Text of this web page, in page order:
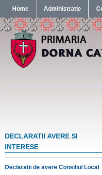
Home Administratie
DECLARATII AVERE SI
INTERESE
Declaratii de avere Consiliul Local